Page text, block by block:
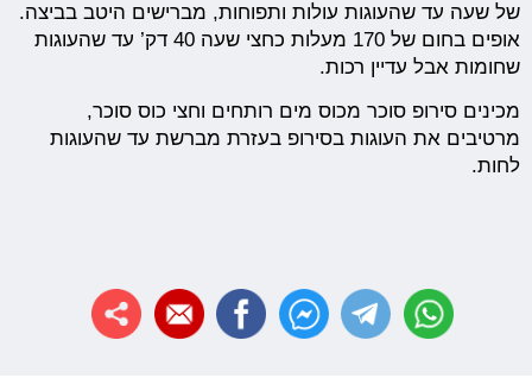
של שעה עד שהעוגות עולות ותפוחות, מברישים היטב בביצה.
אופים בחום של 170 מעלות כחצי שעה 40 דק’ עד שהעוגות
שחומות אבל עדיין רכות.
מכינים סירופ סוכר מכוס מים רותחים וחצי כוס סוכר,
מרטיבים את העוגות בסירופ בעזרת מברשת עד שהעוגות
לחות.